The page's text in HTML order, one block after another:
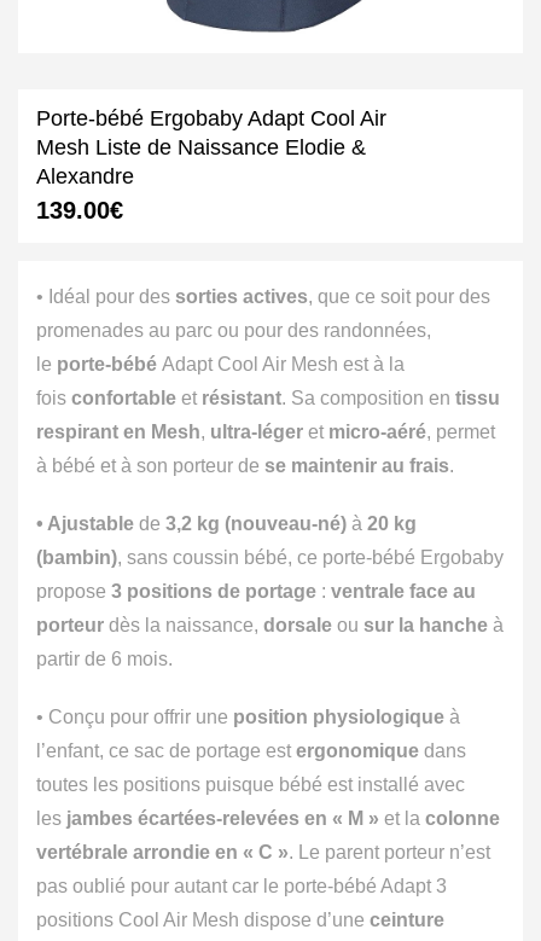
Porte-bébé Ergobaby Adapt Cool Air
Mesh Liste de Naissance Elodie &
Alexandre
139.00€
• Idéal pour des sorties actives, que ce soit pour des
promenades au parc ou pour des randonnées,
le porte-bébé Adapt Cool Air Mesh est à la
fois confortable et résistant. Sa composition en tissu
respirant en Mesh, ultra-léger et micro-aéré, permet
à bébé et à son porteur de se maintenir au frais.
• Ajustable de 3,2 kg (nouveau-né) à 20 kg
(bambin), sans coussin bébé, ce porte-bébé Ergobaby
propose 3 positions de portage : ventrale face au
porteur dès la naissance, dorsale ou sur la hanche à
partir de 6 mois.
• Conçu pour offrir une position physiologique à
l’enfant, ce sac de portage est ergonomique dans
toutes les positions puisque bébé est installé avec
les jambes écartées-relevées en « M » et la colonne
vertébrale arrondie en « C ». Le parent porteur n’est
pas oublié pour autant car le porte-bébé Adapt 3
positions Cool Air Mesh dispose d’une ceinture